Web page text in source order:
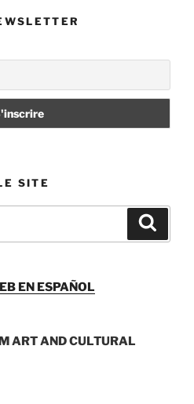
SITE
EN ESPAÑOL
ART AND CULTURAL